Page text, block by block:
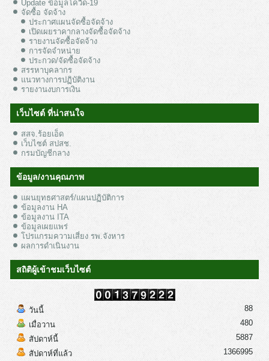
Update ข้อมูลโควิด-19
จัดซื้อ จัดจ้าง
ประกาศแผนจัดซื้อจัดจ้าง
เปิดเผยราคากลางจัดซื้อจัดจ้าง
รายงานจัดซื้อจัดจ้าง
การจัดจำหน่าย
ประกวด/จัดซื้อจัดจ้าง
สรรหาบุคลากร
แนวทางการปฏิบัติงาน
รายงานงบการเงิน
เว็บไซต์ ที่น่าสนใจ
สสจ.ร้อยเอ็ด
เว็บไซต์ สปสช.
กรมบัญชีกลาง
ข้อมูล/งานคุณภาพ
แผนยุทธศาสตร์/แผนปฏิบัติการ
ข้อมูลงาน HA
ข้อมูลงาน ITA
ข้อมูลเผยแพร่
โปรแกรมความเสี่ยง รพ.จังหาร
ผลการดำเนินงาน
สถิติผู้เข้าชมเว็บไซต์
วันนี้
เมื่อวาน
สัปดาห์นี้
สัปดาห์ที่แล้ว
88
480
5887
1366995